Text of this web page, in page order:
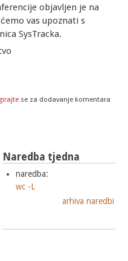
objavljen je na
vas upoznati s
SysTracka.
se za dodavanje komentara
Naredba tjedna
naredba:
wc -L
arhiva naredbi